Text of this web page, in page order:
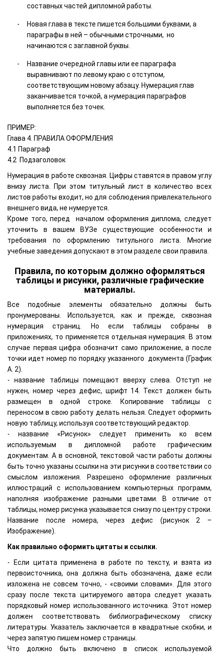
составных частей дипломной работы.
Новая глава в тексте пишется большими буквами, а
параграфы в ней – обычными строчными, но
начинаются с заглавной буквы.
Название очередной главы или ее параграфа
выравнивают по левому краю с отступом,
соответствующим новому абзацу. Нумерация глав
заканчивается точкой, а нумерация параграфов
выполняется без точек.
ПРИМЕР:
Глава 4. ПРАВИЛА ОФОРМЛЕНИЯ
4.1 Параграф
4.2 Подзаголовок
Нумерация в работе сквозная. Цифры ставятся в правом углу
внизу листа. При этом титульный лист в количество всех
листов работы входит, но для соблюдения привлекательного
внешнего вида, не нумеруется.
Кроме того, перед началом оформления диплома, следует
уточнить в вашем ВУЗе существующие особенности и
требования по оформлению титульного листа. Многие
учебные заведения допускают в этом разделе свои правила.
Правила, по которым должно оформляться
таблицы и рисунки, различные графические
материалы.
Все подобные элементы обязательно должны быть
пронумерованы. Используется, как и прежде, сквозная
нумерация страниц. Но если таблицы собраны в
приложениях, то применяется отдельная нумерация. В этом
случае первая цифра обозначит само приложение, а после
точки идет номер по порядку указанного документа (График
А. 2).
- название таблицы помещают вверху слева. Отступ не
нужен, номер через дефис, шрифт 14. Текст должен быть
размещен в одной строке. Копирование таблицы с
переносом в свою работу делать нельзя. Следует оформить
новую таблицу, используя соответствующий редактор.
- название «Рисунок» следует применить ко всем
используемым в дипломной работе графическим
документам. А в основной, текстовой части работы должны
быть точно указаны ссылки на эти рисунки в соответствии со
смыслом изложения. Разрешено оформление различных
иллюстраций с использованием компьютерных программ,
наполняя изображение разными цветами. В отличие от
таблицы, номер рисунка указывается снизу по центру строки.
Название после номера, через дефис (рисунок 2 –
Изображение).
Как правильно оформить цитаты и ссылки.
- Если цитата применена в работе по тексту, и взята из
первоисточника, она должна быть обозначена, даже если
изложена не совсем точно, - «своими словами». Для этого
сразу после текста цитируемого автора следует указать
порядковый номер использованного источника. Этот номер
должен соответствовать библиографическому списку
литературы. Указатель заключается в квадратные скобки, и
через запятую пишем номер страницы.
Что должно быть включено в список используемой